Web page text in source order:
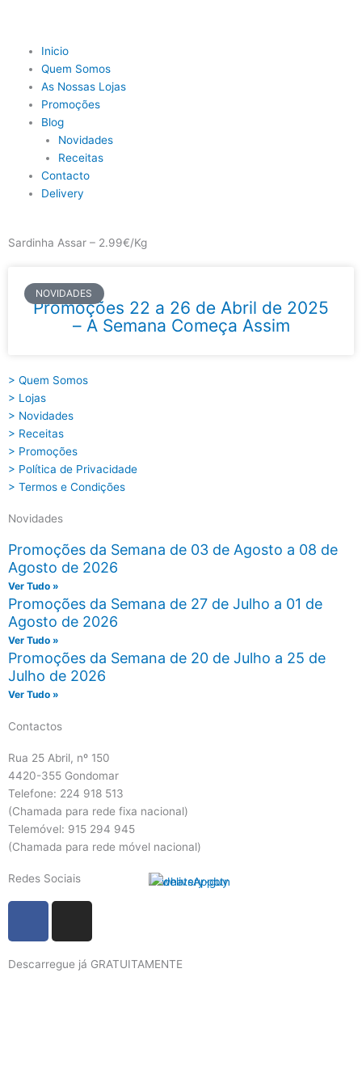
Main
Menu
Inicio
Quem Somos
As Nossas Lojas
Promoções
Blog
Novidades
Receitas
Contacto
Delivery
Sardinha Assar – 2.99€/Kg
NOVIDADES
Promoções 22 a 26 de Abril de 2025
– A Semana Começa Assim
> Quem Somos
> Lojas
> Novidades
> Receitas
> Promoções
> Política de Privacidade
> Termos e Condições
Novidades
Promoções da Semana de 03 de Agosto a 08 de
Agosto de 2026
Ver Tudo »
Promoções da Semana de 27 de Julho a 01 de
Agosto de 2026
Ver Tudo »
Promoções da Semana de 20 de Julho a 25 de
Julho de 2026
Ver Tudo »
Contactos
Rua 25 Abril, nº 150
4420-355 Gondomar
Telefone: 224 918 513
(Chamada para rede fixa nacional)
Telemóvel: 915 294 945
(Chamada para rede móvel nacional)
Redes Sociais
e
t
Descarregue já GRATUITAMENTE